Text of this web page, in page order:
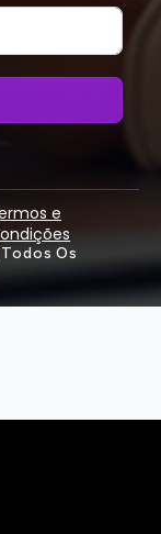
e
| Todos Os